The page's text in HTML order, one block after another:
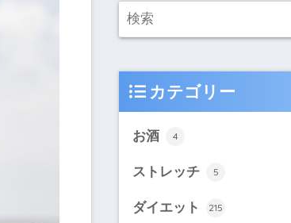
カテゴリー
お酒 4
ストレッチ 5
ダイエット 215